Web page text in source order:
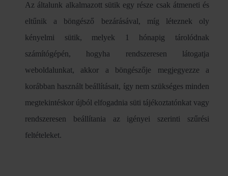
Az általunk alkalmazott sütik egy része csak átmeneti és
eltűnik a böngésző bezárásával, míg léteznek oly
kényelmi sütik, melyek 1 hónapig tárolódnak
számítógépén, hogyha rendszeresen látogatja
weboldalunkat, akkor a böngészője megjegyezze a
korábban használt beállításait, így nem szükséges minden
megtekintéskor újból elfogadnia süti tájékoztatónkat vagy
rendszeresen beállítania az igényei szerinti szűrési
feltételeket.